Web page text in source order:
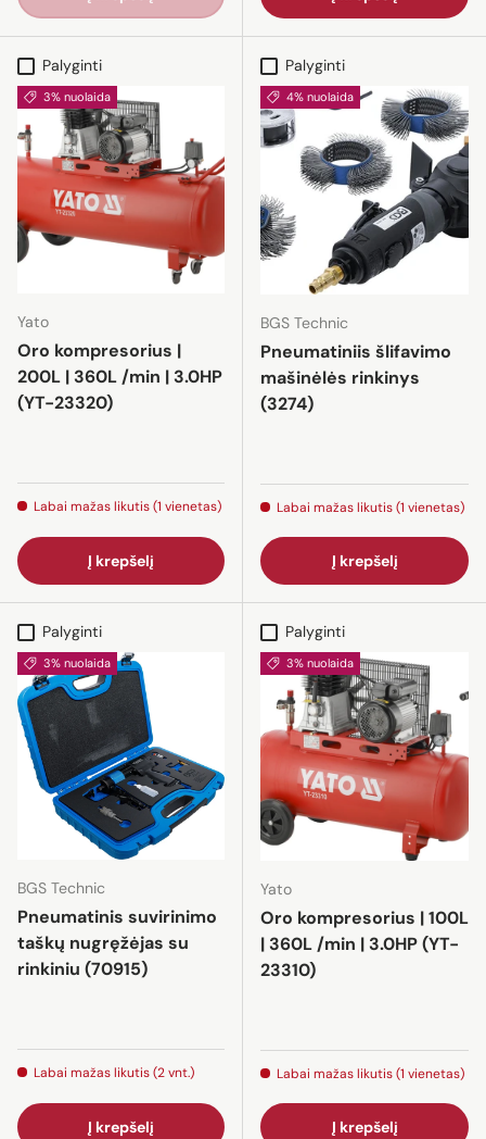
Palyginti
3% nuolaida
Yato
Oro kompresorius |
200L | 360L /min | 3.0HP
(YT-23320)
Labai mažas likutis (1 vienetas)
Į krepšelį
Palyginti
4% nuolaida
BGS Technic
Pneumatiniis šlifavimo
mašinėlės rinkinys
(3274)
Labai mažas likutis (1 vienetas)
Į krepšelį
Palyginti
3% nuolaida
BGS Technic
Pneumatinis suvirinimo
taškų nugręžėjas su
rinkiniu (70915)
Labai mažas likutis (2 vnt.)
Į krepšelį
Palyginti
3% nuolaida
Yato
Oro kompresorius | 100L
| 360L /min | 3.0HP (YT-
23310)
Labai mažas likutis (1 vienetas)
Į krepšelį